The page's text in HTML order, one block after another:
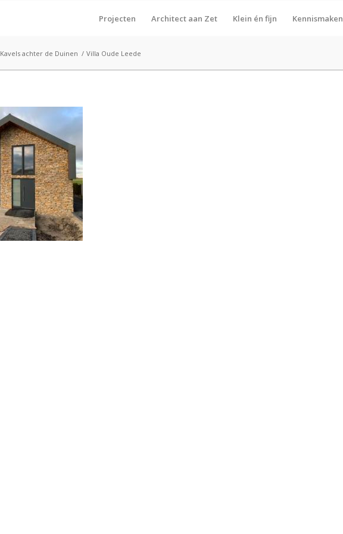
Projecten Architect aan Zet Klein én fijn Kennismaken
Kavels achter de Duinen / Villa Oude Leede